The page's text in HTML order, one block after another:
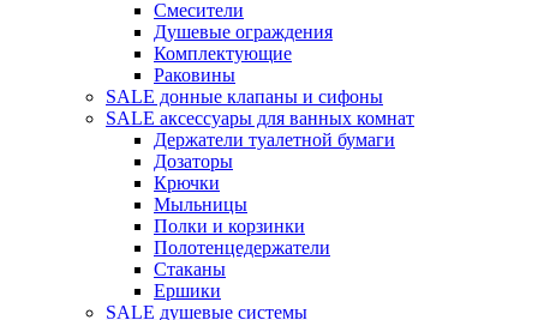
Смесители
Душевые ограждения
Комплектующие
Раковины
SALE донные клапаны и сифоны
SALE аксессуары для ванных комнат
Держатели туалетной бумаги
Дозаторы
Крючки
Мыльницы
Полки и корзинки
Полотенцедержатели
Стаканы
Ершики
SALE душевые системы